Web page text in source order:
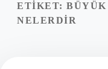
Yasal Uyarı
ETIKET:
NELERDIR